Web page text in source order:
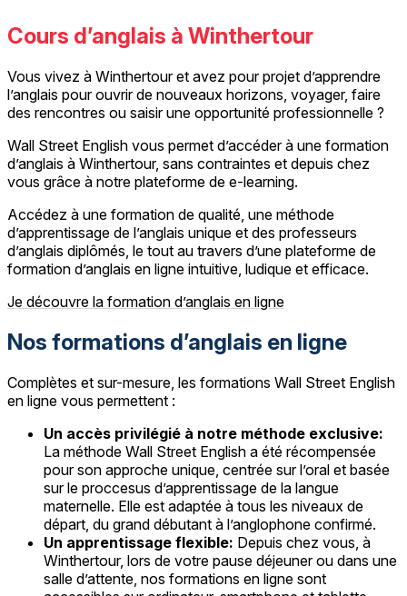
Cours d’anglais à Winthertour
Vous vivez à Winthertour et avez pour projet d’apprendre
l’anglais pour ouvrir de nouveaux horizons, voyager, faire
des rencontres ou saisir une opportunité professionnelle ?
Wall Street English vous permet d’accéder à une formation
d’anglais à Winthertour, sans contraintes et depuis chez
vous grâce à notre plateforme de e-learning.
Accédez à une formation de qualité, une méthode
d’apprentissage de l’anglais unique et des professeurs
d’anglais diplômés, le tout au travers d’une plateforme de
formation d’anglais en ligne intuitive, ludique et efficace.
Je découvre la formation d’anglais en ligne
Nos formations d’anglais en ligne
Complètes et sur-mesure, les formations Wall Street English
en ligne vous permettent :
Un accès privilégié à notre méthode exclusive:
La méthode Wall Street English a été récompensée
pour son approche unique, centrée sur l’oral et basée
sur le proccesus d’apprentissage de la langue
maternelle. Elle est adaptée à tous les niveaux de
départ, du grand débutant à l’anglophone confirmé.
Un apprentissage flexible: Depuis chez vous, à
Winthertour, lors de votre pause déjeuner ou dans une
salle d’attente, nos formations en ligne sont